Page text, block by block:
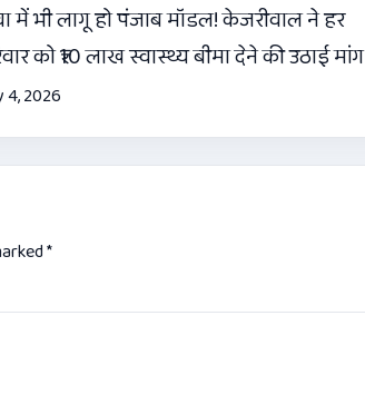
में भी लागू हो पंजाब मॉडल! केजरीवाल ने हर
को ₹10 लाख स्वास्थ्य बीमा देने की उठाई मांग
4, 2026
*